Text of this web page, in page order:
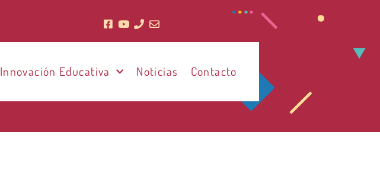
Innovación Educativa Noticias Contacto